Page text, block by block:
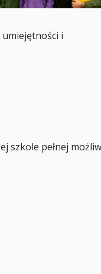
i
szkole pełnej